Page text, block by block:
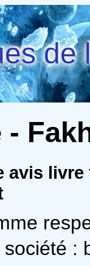
de
-
avis
société